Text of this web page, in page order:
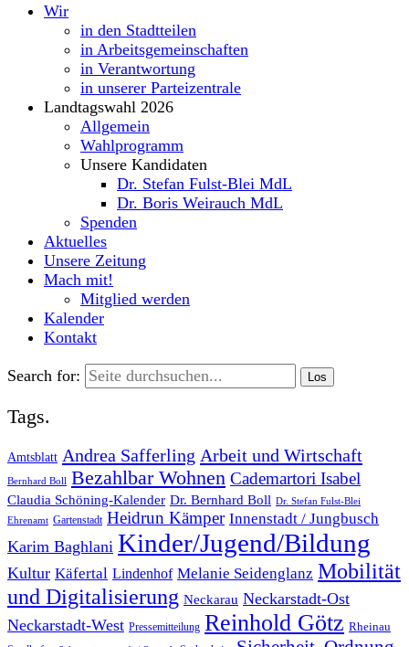
Wir
in den Stadtteilen
in Arbeitsgemeinschaften
in Verantwortung
in unserer Parteizentrale
Landtagswahl 2026
Allgemein
Wahlprogramm
Unsere Kandidaten
Dr. Stefan Fulst-Blei MdL
Dr. Boris Weirauch MdL
Spenden
Aktuelles
Unsere Zeitung
Mach mit!
Mitglied werden
Kalender
Kontakt
Search for:
Tags.
Amtsblatt Andrea Safferling Arbeit und Wirtschaft
Bernhard Boll Bezahlbar Wohnen Cademartori Isabel
Claudia Schöning-Kalender Dr. Bernhard Boll Dr. Stefan Fulst-Blei
Ehrenamt Gartenstadt Heidrun Kämper Innenstadt / Jungbusch
Karim Baghlani Kinder/Jugend/Bildung
Kultur Käfertal Lindenhof Melanie Seidenglanz Mobilität
und Digitalisierung Neckarau Neckarstadt-Ost
Neckarstadt-West Pressemitteilung Reinhold Götz Rheinau